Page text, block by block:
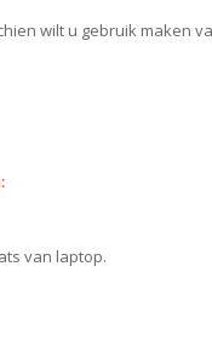
wilt u gebruik maken
van laptop.